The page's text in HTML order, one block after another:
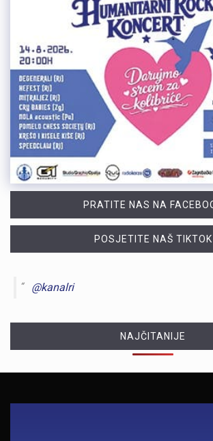
PRATITE NAS NA
POSJETITE NAŠ TIKTOK
@kanalri
NAJČITANIJE